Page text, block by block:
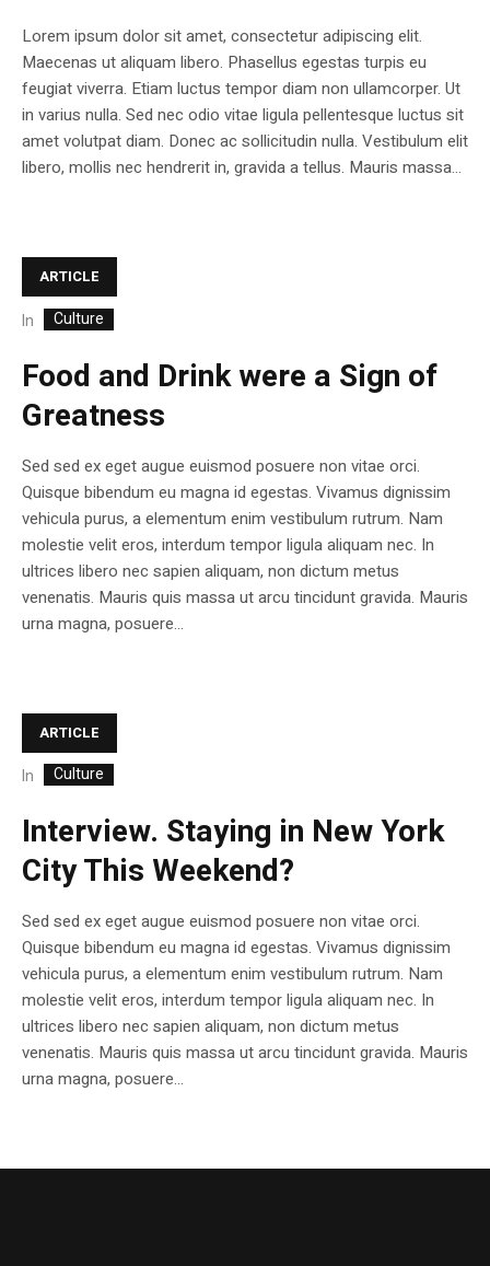
Lorem ipsum dolor sit amet, consectetur adipiscing elit.
Maecenas ut aliquam libero. Phasellus egestas turpis eu
feugiat viverra. Etiam luctus tempor diam non ullamcorper. Ut
in varius nulla. Sed nec odio vitae ligula pellentesque luctus sit
amet volutpat diam. Donec ac sollicitudin nulla. Vestibulum elit
libero, mollis nec hendrerit in, gravida a tellus. Mauris massa...
ARTICLE
In Culture
Food and Drink were a Sign of
Greatness
Sed sed ex eget augue euismod posuere non vitae orci.
Quisque bibendum eu magna id egestas. Vivamus dignissim
vehicula purus, a elementum enim vestibulum rutrum. Nam
molestie velit eros, interdum tempor ligula aliquam nec. In
ultrices libero nec sapien aliquam, non dictum metus
venenatis. Mauris quis massa ut arcu tincidunt gravida. Mauris
urna magna, posuere...
ARTICLE
In Culture
Interview. Staying in New York
City This Weekend?
Sed sed ex eget augue euismod posuere non vitae orci.
Quisque bibendum eu magna id egestas. Vivamus dignissim
vehicula purus, a elementum enim vestibulum rutrum. Nam
molestie velit eros, interdum tempor ligula aliquam nec. In
ultrices libero nec sapien aliquam, non dictum metus
venenatis. Mauris quis massa ut arcu tincidunt gravida. Mauris
urna magna, posuere...